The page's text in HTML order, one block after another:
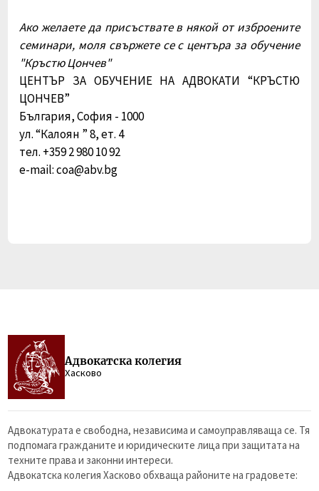
Ако желаете да присъствате в някой от изброените
семинари, моля свържете се с центъра за обучение
"Кръстю Цончев"
ЦЕНТЪР ЗА ОБУЧЕНИЕ НА АДВОКАТИ “КРЪСТЮ
ЦОНЧЕВ”
България, София - 1000
ул. “Калоян ” 8, ет. 4
тел. +359 2 980 10 92
e-mail: coa@abv.bg
Адвокатска колегия
Хасково
Адвокатурата е свободна, независима и самоуправляваща се. Тя
подпомага гражданите и юридическите лица при защитата на
техните права и законни интереси.
Адвокатска колегия Хасково обхваща районите на градовете: